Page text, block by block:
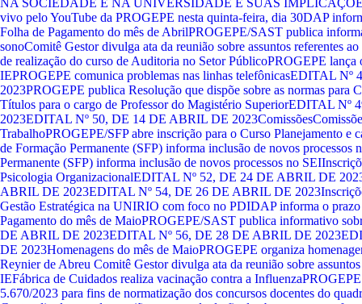
NA SOCIEDADE E NA UNIVERSIDADE E SUAS
vivo pelo YouTube da PROGEPE nesta quinta-feira, dia 30DAP
Folha de Pagamento do mês de AbrilPROGEPE/SAST publica
sonoComitê Gestor divulga ata da reunião sobre assuntos referentes
de realização do curso de Auditoria no Setor PúblicoPROGEPE lança
IEPROGEPE comunica problemas nas linhas telefônicasEDITAL Nº
2023PROGEPE publica Resolução que dispõe sobre as normas para
Títulos para o cargo de Professor do Magistério SuperiorEDITAL Nº
2023EDITAL Nº 50, DE 14 DE ABRIL DE 2023Comissões
TrabalhoPROGEPE/SFP abre inscrição para o Curso Planejamento e
de Formação Permanente (SFP) informa inclusão de novos processos
Permanente (SFP) informa inclusão de novos processos no SEI
Psicologia OrganizacionalEDITAL Nº 52, DE 24 DE ABRIL DE
ABRIL DE 2023EDITAL Nº 54, DE 26 DE ABRIL DE 2023
Gestão Estratégica na UNIRIO com foco no PDIDAP informa o prazo
Pagamento do mês de MaioPROGEPE/SAST publica informativo
DE ABRIL DE 2023EDITAL Nº 56, DE 28 DE ABRIL DE 2023
DE 2023Homenagens do mês de MaioPROGEPE organiza
Reynier de Abreu Comitê Gestor divulga ata da reunião sobre
IEFábrica de Cuidados realiza vacinação contra a Influenza
5.670/2023 para fins de normatização dos concursos docentes do